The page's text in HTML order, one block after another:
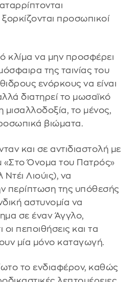
προσωπικοί
κλίμα να μην προσφέρει
της ταινίας του
ενόρκους να είναι
διατηρεί το μωσαϊκό
το μένος,
βιώματα.
και σε αντιδιαστολή με
«Στο Όνομα του Πατρός»
Ντέι Λιούις), να
περίπτωση της υπόθεσής
αστυνομία να
σε έναν Άγγλο,
πεποιθήσεις και τα
μία μόνο καταγωγή.
το ενδιαφέρον, καθώς